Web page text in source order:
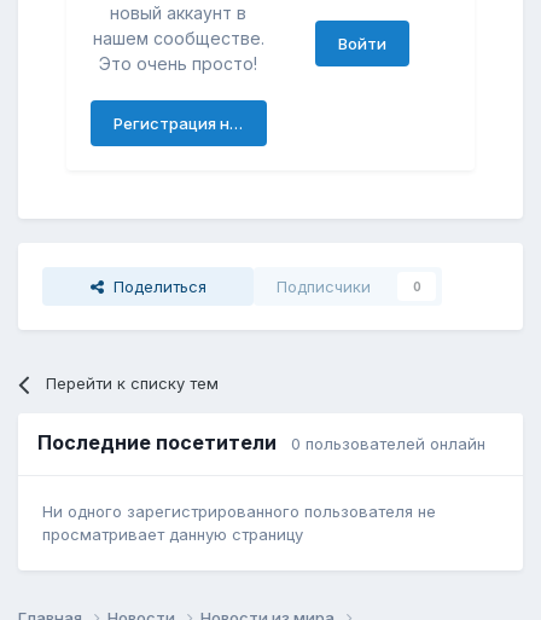
новый аккаунт в
нашем сообществе.
Это очень просто!
Регистрация нового пользователя
Войти
Поделиться Подписчики 0
Перейти к списку тем
Последние посетители 0 пользователей онлайн
Ни одного зарегистрированного пользователя не
просматривает данную страницу